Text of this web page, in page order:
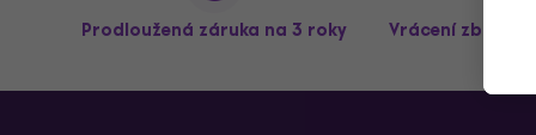
Prodloužená záruka na 3 roky Vrácení zboží až